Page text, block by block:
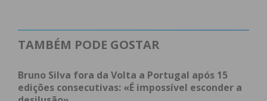
Maior autonomia e rapidez no
A digitalização desta prestação visa facilitar a vida
TAMBÉM PODE GOSTAR
Bruno Silva fora da Volta a Portugal após 15
edições consecutivas: «É impossível esconder a